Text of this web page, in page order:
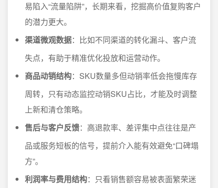
易陷入“流量陷阱”，长期来看，挖掘高价值复购客户
的潜力更大。
渠道微观数据：比如不同渠道的转化漏斗、客户流
失点，有助于精准优化投放和运营动作。
商品动销结构：SKU数量多但动销率低会拖慢库存
周转，只有动态监控动销SKU占比，才能及时调整
上新和清仓策略。
售后与客户反馈：高退款率、差评集中点往往是产
品或服务短板的信号，提前介入能有效避免“口碑塌
方”。
利润率与费用结构：只看销售额容易被表面繁荣迷